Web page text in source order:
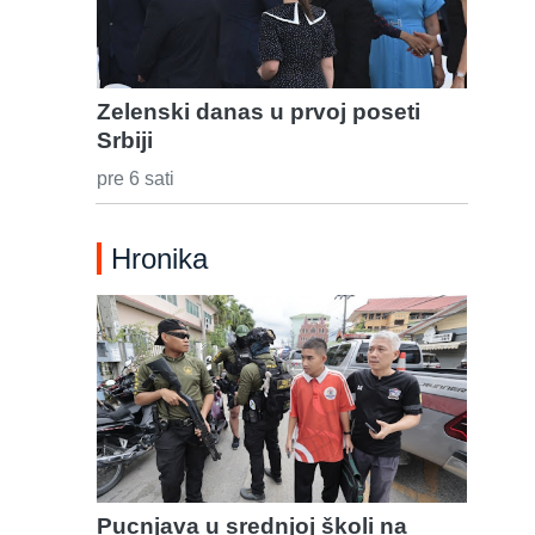
Zelenski danas u prvoj poseti
Srbiji
pre 6 sati
Hronika
Pucnjava u srednjoj školi na